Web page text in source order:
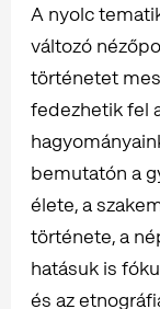
A nyolc
változó
történetet
fedezhetik fel
bemutatón a
élete, a
története, a
hatásuk is
és az